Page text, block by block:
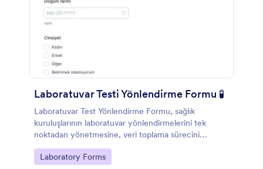
Laboratuvar Testi Yönlendirme Formu 🧪
Laboratuvar Test Yönlendirme Formu, sağlık
kuruluşlarının laboratuvar yönlendirmelerini tek
noktadan yönetmesine, veri toplama sürecini
standartlaştırmasına ve Jotform üzerinden form
yanıtlarını düzenli şekilde takip etmesine yardımcı
Go to Category:
Laboratory Forms